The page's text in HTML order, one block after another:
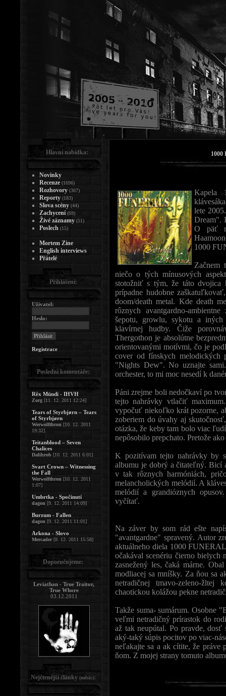
1000
Kapela
lete
Dream".
O päť
1000
Začnem
niečo o tých mínusových
stotožniť s tým, že táto
prípadne hudobne
doom/death metal. Kde death
rôznych avantgardno-
šepotu, growlu, sykotu a iných
klavírnej hudby. Čiže
Thergothon je absolútne
orientovanými motívmi, čo je
cover od fínskych melodických
"Nights Dew". No uznajte
orchester, to mi moc nesedí k
Páni zrejme boli nedočkaví po
tejto nahrávky vtlačiť
vypočuť niekoľko krát pozorne,
zoberiem do úvahy aj
otázka, že keby tam bolo viac
nepôsobilo prepchato. Pretože
K pozitívam tejto nahrávky by
albumu je dobrý a čitateľný. Bicí
v tak rôznych harmóniách,
melancholických melódií. A
melódií a grandióznych
vyčítať.
Na záver by som rád ešte
"avantgardne" spravený. Autor
aktuálneho diela 1000
očakával scenériu čierno bielych
zasnežený les, čaká márne.
modliacej sa mníšky. Za ňou sa
netradičnej tmavo-zeleno-žltej
chaotickou kolážou pekne
Takže suma- sumárum. Osobne
veľmi netradičný prírastok do
až tak neupútal. Po pravde, dosť
aký-taký súpis pocitov po viac-
neľakajte sa a ak cítite, že práve
ňom. Z mojej strany tomuto
Hlavní nabídka:
Novinky
Recenze (1696)
Rozhovory (367)
Reporty (183)
Slova scény (44)
Zachycení (69)
Živé záznamy (51)
Poslech (15)
Mortem Zine
English interviews
Přátelé
Přihlášení:
Uživatel:
Heslo:
Registrace
Poslední komentáře:
Rêx Mündi - IHVH
Zorg [11. 12. 2011 12:24]
Tears of Styrbjørn – Tears
of Styrbjørn
Werwolfthron [10. 12. 2011
19:32]
Teitanblood – Seven
Chalices
Dalihrob [10. 12. 2011 6:01]
Svart Crown – Witnessing
the Fall
Werwolfthron [10. 12. 2011
1:07]
Umbrtka - Spočinutí
dagon [9. 12. 2011 14:09]
Burzum - Fallen
dagon [9. 12. 2011 11:01]
Arkona - Slovo
Mercader[8. 12. 2011 15:58]
Doporučujeme:
Leviathan - True Traitor,
True Whore
03.12.2011
Nejčtenější články (měsíc):